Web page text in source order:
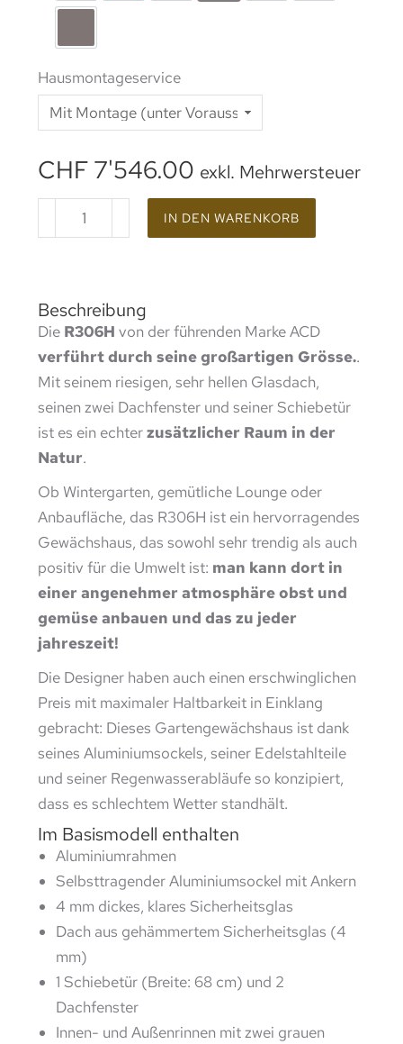
Hausmontageservice
CHF 7'546.00 exkl. Mehrwersteuer
IN DEN WARENKORB
Beschreibung
Die R306Hvon der führenden Marke ACD
verführt durch seine großartigen Grösse..
Mit seinem riesigen, sehr hellen Glasdach,
seinen zwei Dachfenster und seiner Schiebetür
ist es ein echterzusätzlicher Raum in der
Natur.
Ob Wintergarten, gemütliche Lounge oder
Anbaufläche, das R306H ist ein hervorragendes
Gewächshaus, das sowohl sehr trendig als auch
positiv für die Umwelt ist: man kann dort in
einer angenehmer atmosphäre obst und
gemüse anbauen und das zu jeder
jahreszeit!
Die Designer haben auch einen erschwinglichen
Preis mit maximaler Haltbarkeit in Einklang
gebracht: Dieses Gartengewächshaus ist dank
seines Aluminiumsockels, seiner Edelstahlteile
und seiner Regenwasserabläufe so konzipiert,
dass es schlechtem Wetter standhält.
Im Basismodell enthalten
Aluminiumrahmen
Selbsttragender Aluminiumsockel mit Ankern
4 mm dickes, klares Sicherheitsglas
Dach aus gehämmertem Sicherheitsglas (4
mm)
1 Schiebetür (Breite: 68 cm) und 2
Dachfenster
Innen- und Außenrinnen mit zwei grauen